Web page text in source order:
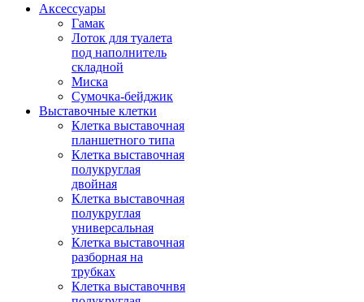
Аксессуары
Гамак
Лоток для туалета
под наполнитель
складной
Миска
Сумочка-бейджик
Выставочные клетки
Клетка выставочная
планшетного типа
Клетка выставочная
полукруглая
двойная
Клетка выставочная
полукруглая
универсальная
Клетка выставочная
разборная на
трубках
Клетка выставочнвя